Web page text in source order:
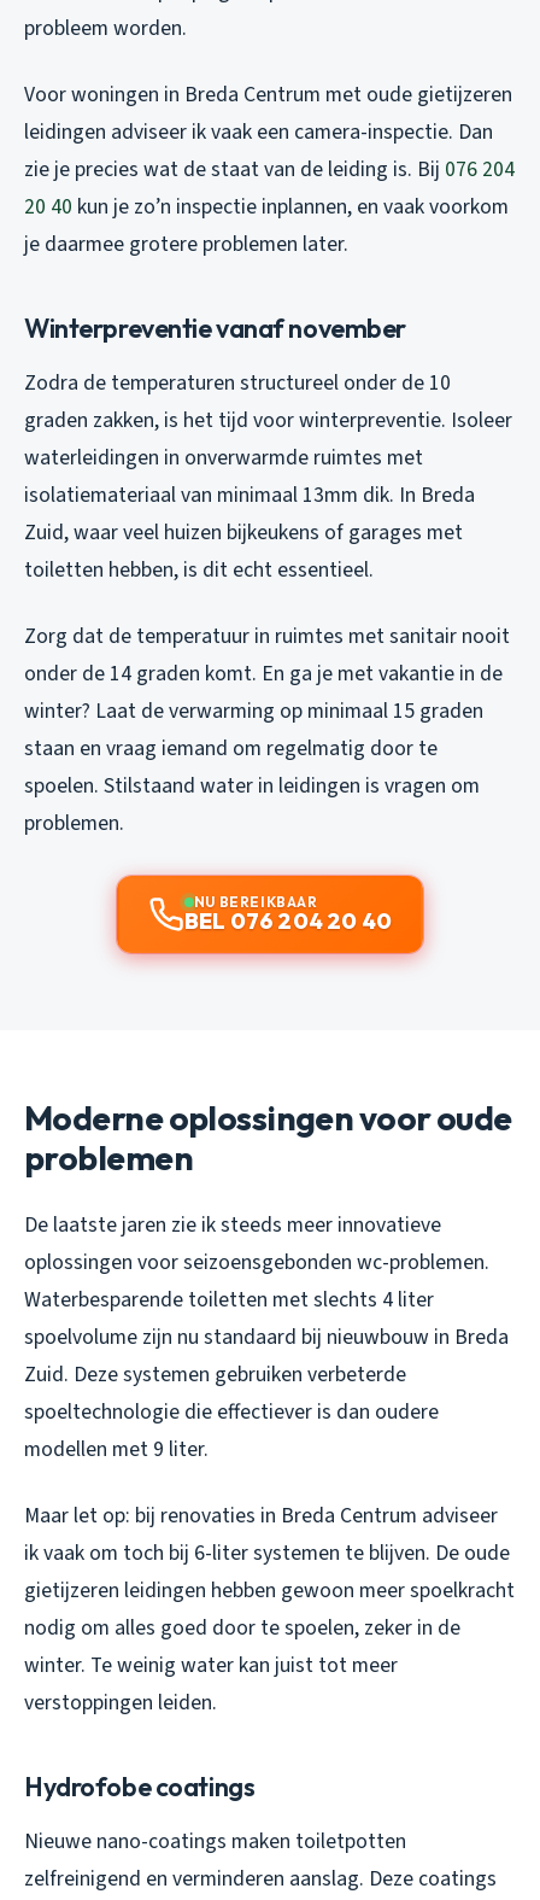
probleem worden.
Voor woningen in Breda Centrum met oude gietijzeren
leidingen adviseer ik vaak een camera-inspectie. Dan
zie je precies wat de staat van de leiding is. Bij 076 204
20 40 kun je zo’n inspectie inplannen, en vaak voorkom
je daarmee grotere problemen later.
Winterpreventie vanaf november
Zodra de temperaturen structureel onder de 10
graden zakken, is het tijd voor winterpreventie. Isoleer
waterleidingen in onverwarmde ruimtes met
isolatiemateriaal van minimaal 13mm dik. In Breda
Zuid, waar veel huizen bijkeukens of garages met
toiletten hebben, is dit echt essentieel.
Zorg dat de temperatuur in ruimtes met sanitair nooit
onder de 14 graden komt. En ga je met vakantie in de
winter? Laat de verwarming op minimaal 15 graden
staan en vraag iemand om regelmatig door te
spoelen. Stilstaand water in leidingen is vragen om
problemen.
NU BEREIKBAAR
BEL 076 204 20 40
Moderne oplossingen voor oude
problemen
De laatste jaren zie ik steeds meer innovatieve
oplossingen voor seizoensgebonden wc-problemen.
Waterbesparende toiletten met slechts 4 liter
spoelvolume zijn nu standaard bij nieuwbouw in Breda
Zuid. Deze systemen gebruiken verbeterde
spoeltechnologie die effectiever is dan oudere
modellen met 9 liter.
Maar let op: bij renovaties in Breda Centrum adviseer
ik vaak om toch bij 6-liter systemen te blijven. De oude
gietijzeren leidingen hebben gewoon meer spoelkracht
nodig om alles goed door te spoelen, zeker in de
winter. Te weinig water kan juist tot meer
verstoppingen leiden.
Hydrofobe coatings
Nieuwe nano-coatings maken toiletpotten
zelfreinigend en verminderen aanslag. Deze coatings